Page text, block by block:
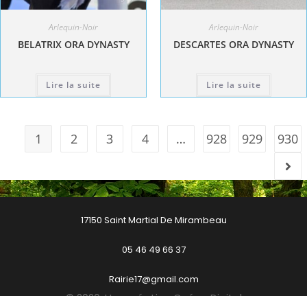
Arlequin-Noir
BELATRIX ORA DYNASTY
Lire la suite
Arlequin-Noir
DESCARTES ORA DYNASTY
Lire la suite
1 2 3 4 … 928 929 930
17150 Saint Martial De Mirambeau
05 46 49 66 37
Rairie17@gmail.com